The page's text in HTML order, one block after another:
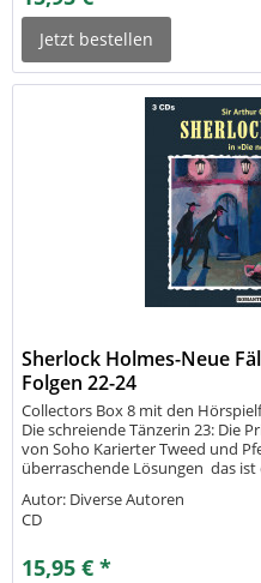
Jetzt bestellen
Sherlock Holmes-Neue
Folgen 22-24
Collectors Box 8 mit den
Die schreiende Tänzerin 23: Die
von Soho Karierter Tweed und
überraschende Lösungen  das ist
Autor: Diverse Autoren
CD
15,95 € *